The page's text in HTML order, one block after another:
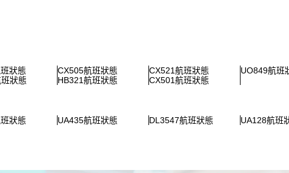
狀態 CX505航班狀態 CX521航班狀態 UO849航班
狀態 HB321航班狀態 CX501航班狀態
狀態 UA435航班狀態 DL3547航班狀態 UA128航班